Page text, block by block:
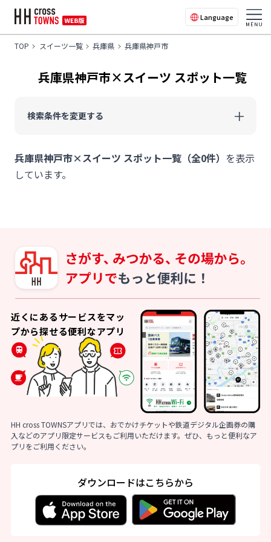
Language
TOP スイーツ一覧 兵庫県 兵庫県神戸市
兵庫県神戸市×スイーツ スポット一覧
検索条件を変更する
兵庫県神戸市×スイーツ スポット一覧（全0件） を表示
しています。
近くにあるサービスをマッ
プから探せる便利なアプリ
HH cross TOWNSアプリでは、おでかけチケットや鉄道デジタル企画券の購
入などのアプリ限定サービスもご利用いただけます。ぜひ、もっと便利なア
プリをご利用ください。
ダウンロードはこちらから